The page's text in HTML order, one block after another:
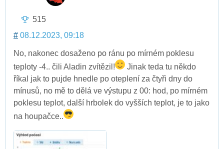
515
# 08.12.2023, 09:18
No, nakonec dosaženo po ránu po mírném poklesu
teploty -4.. čili Aladin zvítězil!
Jinak teda tu někdo
říkal jak to pujde hnedle po oteplení za čtyři dny do
mínusů, no mě to dělá ve výstupu z 00: hod, po mírném
poklesu teplot, další hrbolek do vyšších teplot, je to jako
na houpačce..